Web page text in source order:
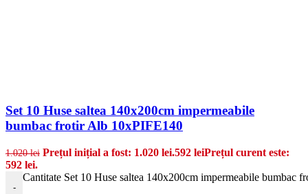
Set 10 Huse saltea 140x200cm impermeabile
bumbac frotir Alb 10xPIFE140
1.020lei Prețul inițial a fost: 1.020 lei.592 leiPrețul curent este:
592 lei.
-
Cantitate Set 10 Huse saltea 140x200cm impermeabile bumbac